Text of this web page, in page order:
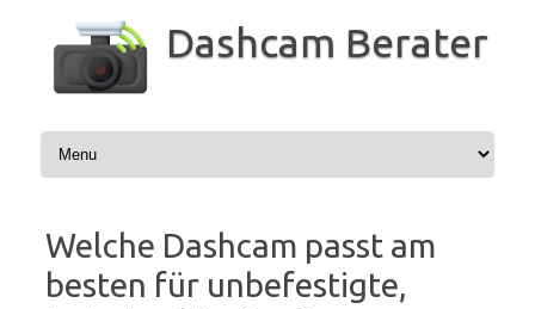
springen
Dashcam Berater
Welche Dashcam passt am
besten für unbefestigte,